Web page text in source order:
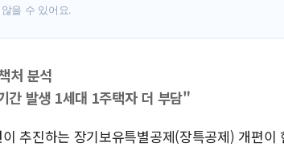
을 수 있어요.
처 분석
간 발생 1세대 1주택자 더 부담"
추진하는 장기보유특별공제(장특공제) 개편이